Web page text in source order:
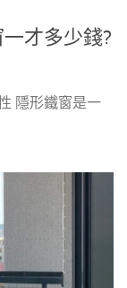
才多少錢?
隱形鐵窗是一